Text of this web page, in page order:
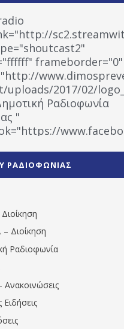
frameborder="0"
uploads/2017/02/
Ραδιοφωνία
"
" artist="" ]
ΡΑΔΙΟΦΩΝΙΑΣ
Διοίκηση
Ραδιοφωνία
Ανακοινώσεις
Ειδήσεις